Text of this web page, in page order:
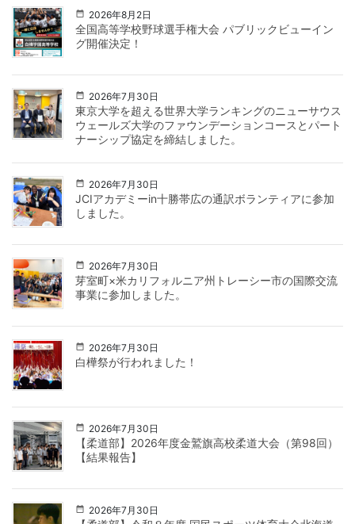
2026年8月2日
全国高等学校野球選手権大会 パブリックビューイン
グ開催決定！
2026年7月30日
東京大学を超える世界大学ランキングのニューサウス
ウェールズ大学のファウンデーションコースとパート
ナーシップ協定を締結しました。
2026年7月30日
JCIアカデミーin十勝帯広の通訳ボランティアに参加
しました。
2026年7月30日
芽室町×米カリフォルニア州トレーシー市の国際交流
事業に参加しました。
2026年7月30日
白樺祭が行われました！
2026年7月30日
【柔道部】2026年度金鷲旗高校柔道大会（第98回）
【結果報告】
2026年7月30日